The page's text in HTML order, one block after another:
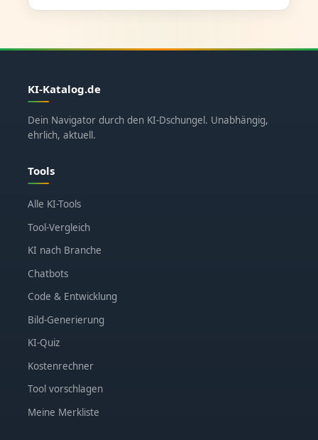
KI-Katalog.de
Dein Navigator durch den KI-Dschungel. Unabhängig,
ehrlich, aktuell.
Tools
Alle KI-Tools
Tool-Vergleich
KI nach Branche
Chatbots
Code & Entwicklung
Bild-Generierung
KI-Quiz
Kostenrechner
Tool vorschlagen
Meine Merkliste